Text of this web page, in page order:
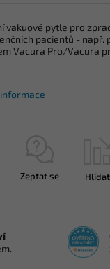
vakuové pytle pro
pacientů - např.
Vacura Pro/Vacura
Zeptat se Hlídat